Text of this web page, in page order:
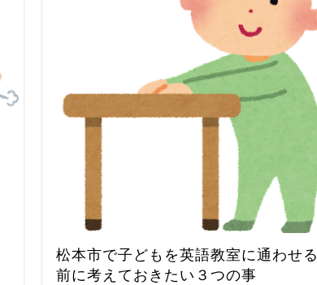
松本市で子どもを英語教室に通わせる
前に考えておきたい３つの事